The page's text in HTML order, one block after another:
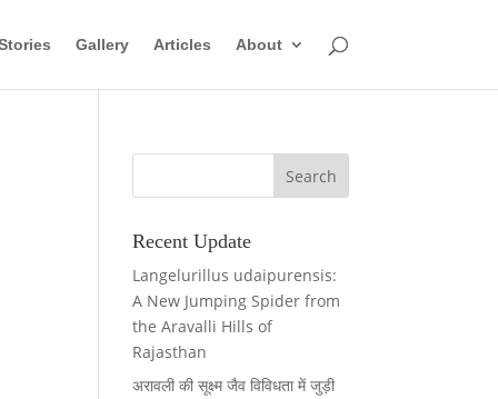
Gallery Articles About
Recent Update
Langelurillus udaipurensis:
A New Jumping Spider from
the Aravalli Hills of
Rajasthan
अरावली की सूक्ष्म जैव विविधता में जुड़ी